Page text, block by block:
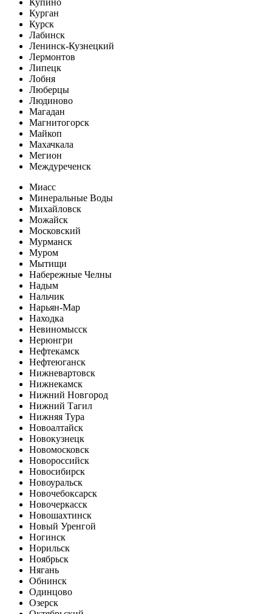
Курган
Курск
Лабинск
Ленинск-Кузнецкий
Лермонтов
Липецк
Лобня
Люберцы
Людиново
Магадан
Магнитогорск
Майкоп
Махачкала
Мегион
Междуреченск
Миасс
Минеральные Воды
Михайловск
Можайск
Московский
Мурманск
Муром
Мытищи
Набережные Челны
Надым
Нальчик
Нарьян-Мар
Находка
Невиномысск
Нерюнгри
Нефтекамск
Нефтеюганск
Нижневартовск
Нижнекамск
Нижний Новгород
Нижний Тагил
Нижняя Тура
Новоалтайск
Новокузнецк
Новомосковск
Новороссийск
Новосибирск
Новоуральск
Новочебоксарск
Новочеркасск
Новошахтинск
Новый Уренгой
Ногинск
Норильск
Ноябрьск
Нягань
Обнинск
Одинцово
Озерск